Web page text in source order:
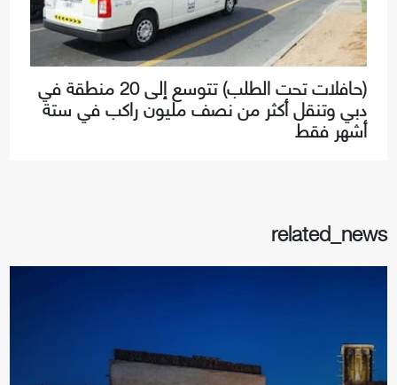
(حافلات تحت الطلب) تتوسع إلى 20 منطقة في
دبي وتنقل أكثر من نصف مليون راكب في ستة
أشهر فقط
related_news